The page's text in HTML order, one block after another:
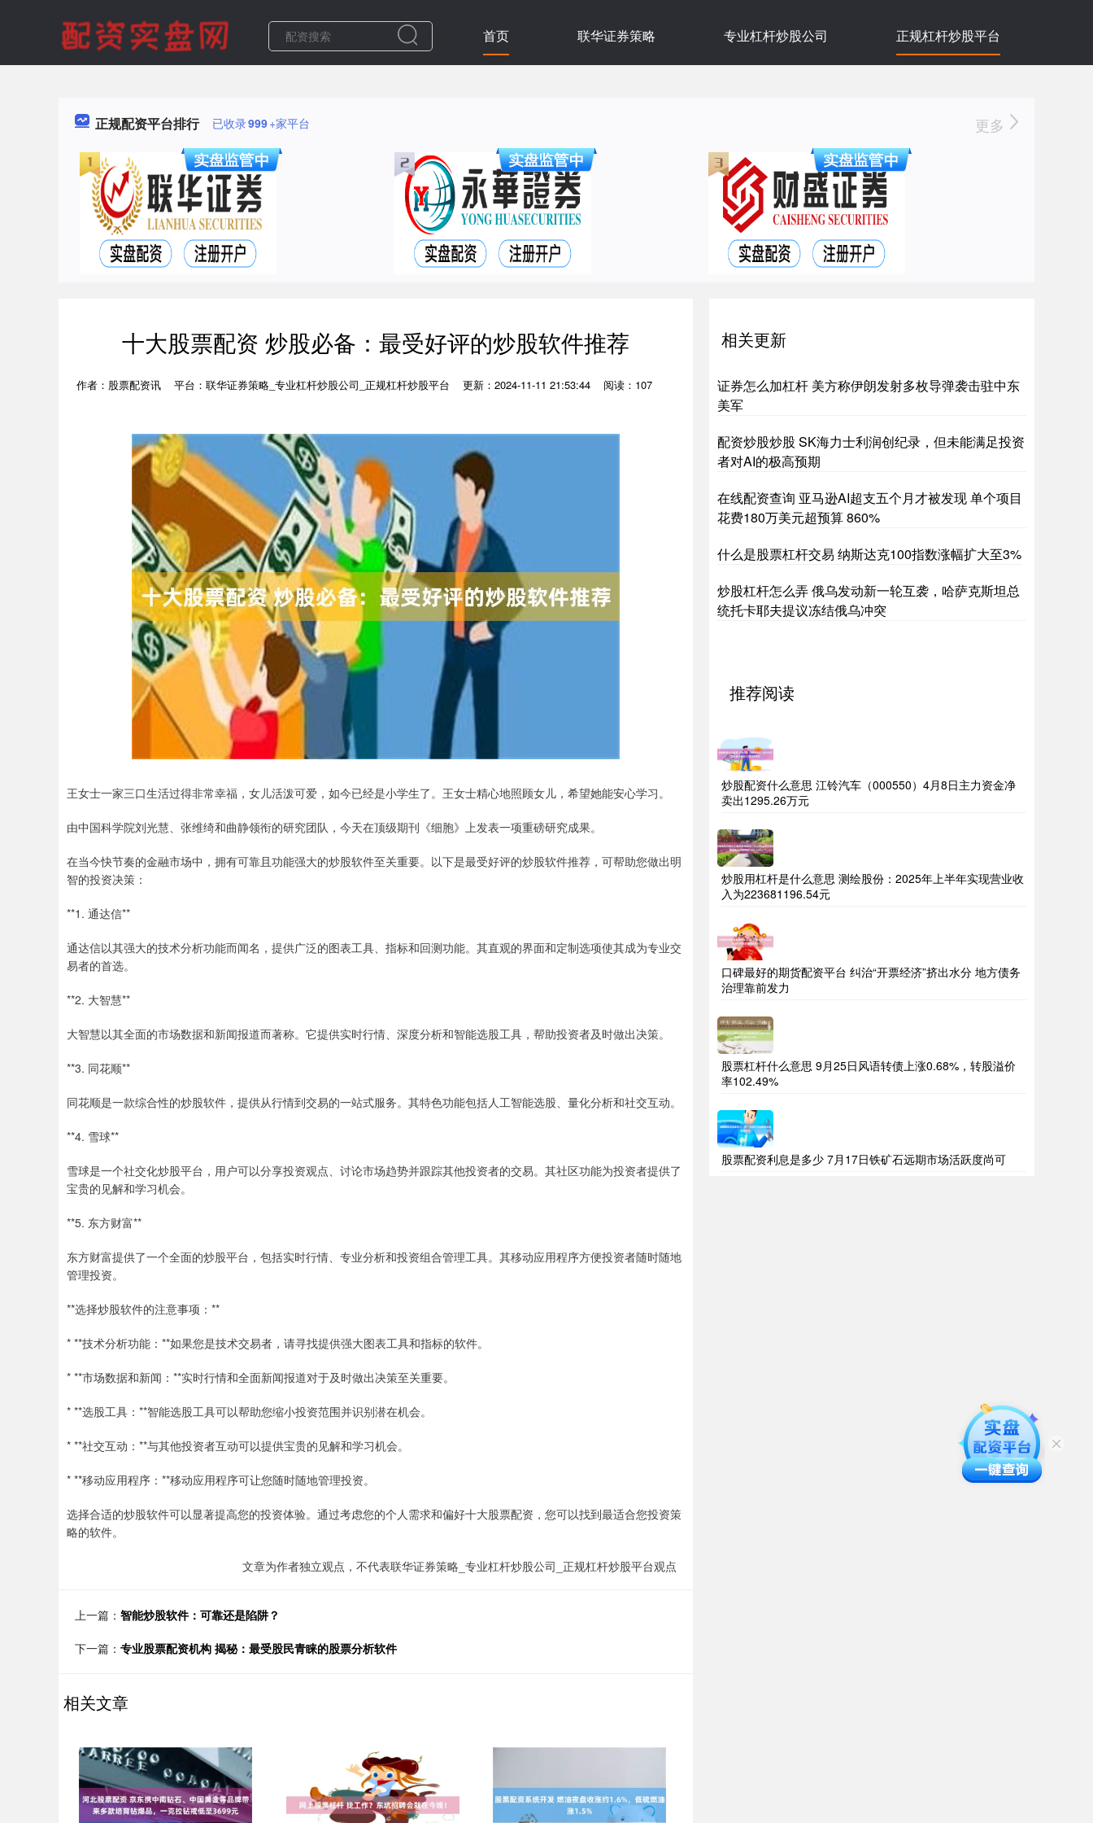
首页 联华证券策略 专业杠杆炒股公司 正规杠杆炒股平台
正规配资平台排行 已收录999+家平台 更多
十大股票配资 炒股必备：最受好评的炒股软件推荐
作者：股票配资讯 平台：联华证券策略_专业杠杆炒股公司_正规杠杆炒股平台 更新：2024-11-11 21:53:44 阅读：107
王女士一家三口生活过得非常幸福，女儿活泼可爱，如今已经是小学生了。王女士精心地照顾女儿，希望她能安心学习。
由中国科学院刘光慧、张维绮和曲静领衔的研究团队，今天在顶级期刊《细胞》上发表一项重磅研究成果。
在当今快节奏的金融市场中，拥有可靠且功能强大的炒股软件至关重要。以下是最受好评的炒股软件推荐，可帮助您做出明
智的投资决策：
**1. 通达信**
通达信以其强大的技术分析功能而闻名，提供广泛的图表工具、指标和回测功能。其直观的界面和定制选项使其成为专业交
易者的首选。
**2. 大智慧**
大智慧以其全面的市场数据和新闻报道而著称。它提供实时行情、深度分析和智能选股工具，帮助投资者及时做出决策。
**3. 同花顺**
同花顺是一款综合性的炒股软件，提供从行情到交易的一站式服务。其特色功能包括人工智能选股、量化分析和社交互动。
**4. 雪球**
雪球是一个社交化炒股平台，用户可以分享投资观点、讨论市场趋势并跟踪其他投资者的交易。其社区功能为投资者提供了
宝贵的见解和学习机会。
**5. 东方财富**
东方财富提供了一个全面的炒股平台，包括实时行情、专业分析和投资组合管理工具。其移动应用程序方便投资者随时随地
管理投资。
**选择炒股软件的注意事项：**
* **技术分析功能：**如果您是技术交易者，请寻找提供强大图表工具和指标的软件。
* **市场数据和新闻：**实时行情和全面新闻报道对于及时做出决策至关重要。
* **选股工具：**智能选股工具可以帮助您缩小投资范围并识别潜在机会。
* **社交互动：**与其他投资者互动可以提供宝贵的见解和学习机会。
* **移动应用程序：**移动应用程序可让您随时随地管理投资。
选择合适的炒股软件可以显著提高您的投资体验。通过考虑您的个人需求和偏好十大股票配资，您可以找到最适合您投资策
略的软件。
文章为作者独立观点，不代表联华证券策略_专业杠杆炒股公司_正规杠杆炒股平台观点
上一篇： 智能炒股软件：可靠还是陷阱？
下一篇： 专业股票配资机构 揭秘：最受股民青睐的股票分析软件
相关文章
相关更新
证券怎么加杠杆 美方称伊朗发射多枚导弹袭击驻中东
美军
配资炒股炒股 SK海力士利润创纪录，但未能满足投资
者对AI的极高预期
在线配资查询 亚马逊AI超支五个月才被发现 单个项目
花费180万美元超预算 860%
什么是股票杠杆交易 纳斯达克100指数涨幅扩大至3%
炒股杠杆怎么弄 俄乌发动新一轮互袭，哈萨克斯坦总
统托卡耶夫提议冻结俄乌冲突
推荐阅读
炒股配资什么意思 江铃汽车（000550）4月8日主力资金净
卖出1295.26万元
炒股用杠杆是什么意思 测绘股份：2025年上半年实现营业收
入为223681196.54元
口碑最好的期货配资平台 纠治“开票经济”挤出水分 地方债务
治理靠前发力
股票杠杆什么意思 9月25日风语转债上涨0.68%，转股溢价
率102.49%
股票配资利息是多少 7月17日铁矿石远期市场活跃度尚可